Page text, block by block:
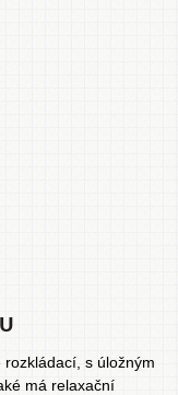
s úložným
má relaxační